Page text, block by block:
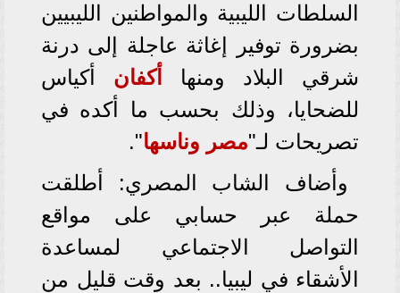
السلطات الليبية والمواطنين الليبيين
بضرورة توفير إغاثة عاجلة إلى درنة
شرقي البلاد ومنها
أكفان أكياس
للضحايا، وذلك بحسب ما أكده في
تصريحات لـ"مصر وناسها".
وأضاف الشاب المصري: أطلقت
حملة عبر حسابي على مواقع
التواصل الاجتماعي لمساعدة
الأشقاء في ليبيا.. بعد وقت قليل من